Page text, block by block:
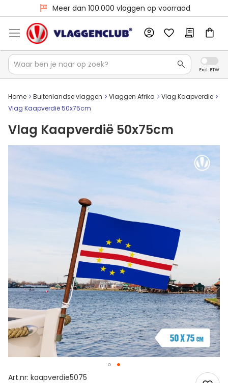
Meer dan 100.000 vlaggen op voorraad
Voor 16:00 besteld, dezelfde dag verzonden
Home Buitenlandse vlaggen Vlaggen Afrika
Vlag Kaapverdie
Vlag Kaapverdië 50x75cm
Vlag Kaapverdië 50x75cm
Art.nr: kaapverdie5075